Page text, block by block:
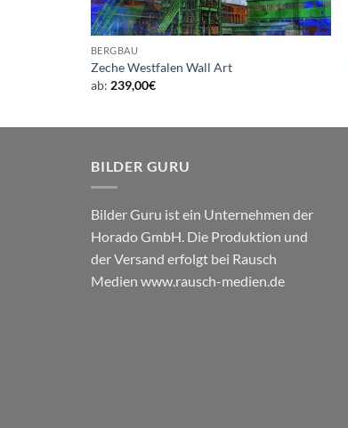
BERGBAU
Zeche Westfalen Wall Art
ab: 239,00€
BILDER GURU
Bilder Guru ist ein Unternehmen der
Horado GmbH. Die Produktion und
der Versand erfolgt bei Rausch
Medien www.rausch-medien.de